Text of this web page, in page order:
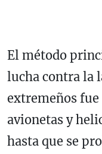
El método
lucha contra la
extremeños
avionetas y
hasta que se